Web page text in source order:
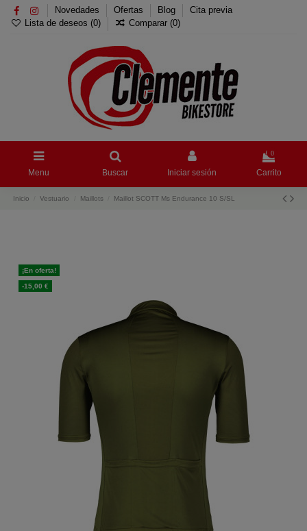
Novedades Ofertas Blog
Cita previa
Lista de deseos (0) Comparar (0)
Menu Buscar Iniciar sesión
0
Carrito
Inicio Vestuario Maillots Maillot SCOTT Ms Endurance 10 S/SL
¡En oferta!
-15,00 €